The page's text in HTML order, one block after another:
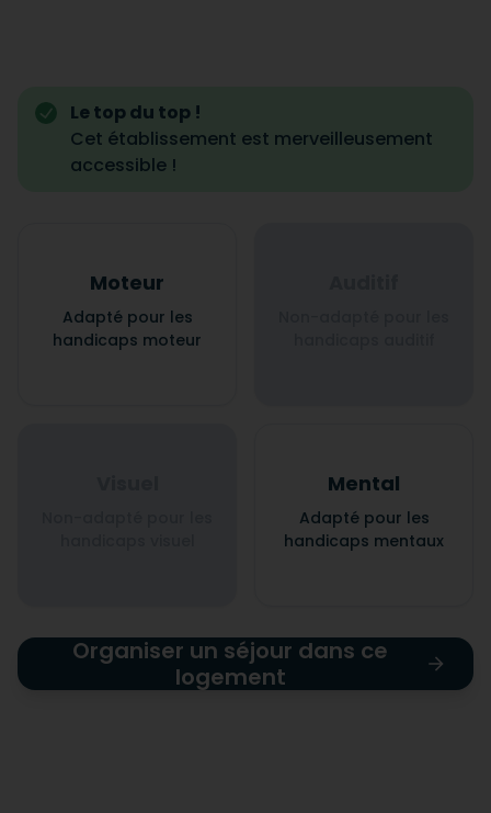
Le top du top !
Cet établissement est merveilleusement
accessible !
Moteur
Adapté pour les
handicaps moteur
Mental
Adapté pour les
handicaps mentaux
Organiser un séjour dans ce
logement